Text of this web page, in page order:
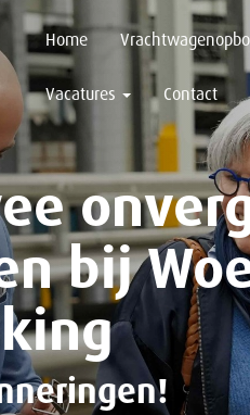
Home
Vacatures Contact
bij